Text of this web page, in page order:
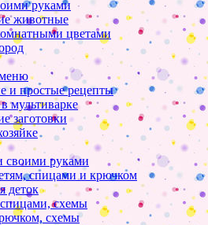
руками
животные
цветами
и простые рецепты
мультиварке
заготовки
своими руками
спицами и крючком
деток
схемы
схемы